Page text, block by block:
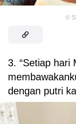
©
3. “Setiap hari
dengan putri